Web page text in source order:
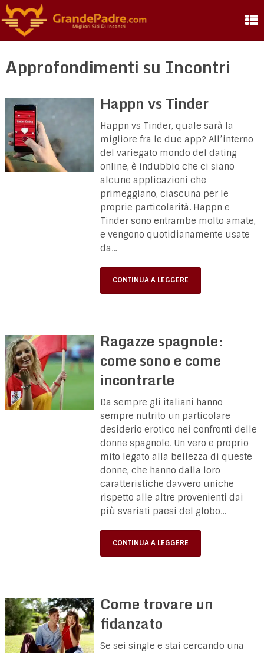
Approfondimenti su Incontri
Happn vs Tinder
Happn vs Tinder, quale sarà la
migliore fra le due app? All’interno
del variegato mondo del dating
online, è indubbio che ci siano
alcune applicazioni che
primeggiano, ciascuna per le
proprie particolarità. Happn e
Tinder sono entrambe molto amate,
e vengono quotidianamente usate
da...
CONTINUA A LEGGERE
Ragazze spagnole:
come sono e come
incontrarle
Da sempre gli italiani hanno
sempre nutrito un particolare
desiderio erotico nei confronti delle
donne spagnole. Un vero e proprio
mito legato alla bellezza di queste
donne, che hanno dalla loro
caratteristiche davvero uniche
rispetto alle altre provenienti dai
più svariati paesi del globo...
CONTINUA A LEGGERE
Come trovare un
fidanzato
Se sei single e stai cercando una